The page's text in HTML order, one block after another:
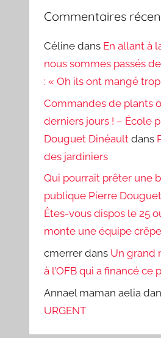
Commentaires
Céline dans En allant à
nous sommes passés
: « Oh ils ont mangé
Commandes de plants
derniers jours ! – École
Douguet Dinéault dans
des jardiniers
Qui pourrait prêter une
publique Pierre
Êtes-vous dispos le 25
monte une équipe
cmerrer dans Un grand
à l’OFB qui a financé ce
Annael maman aelia
URGENT